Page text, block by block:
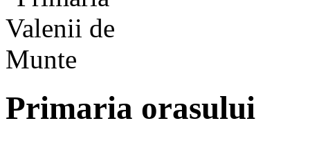
Primaria orasului